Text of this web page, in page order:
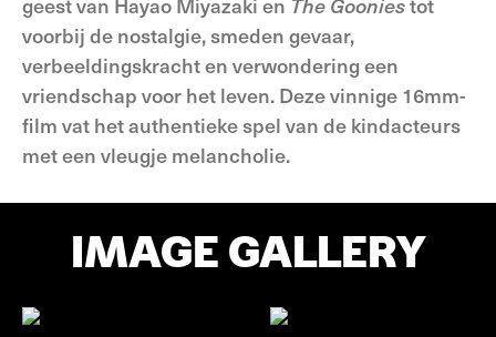
voorbij de nostalgie, smeden gevaar,
verbeeldingskracht en verwondering een
vriendschap voor het leven. Deze vinnige 16mm-
film vat het authentieke spel van de kindacteurs
met een vleugje melancholie.
IMAGE GALLERY